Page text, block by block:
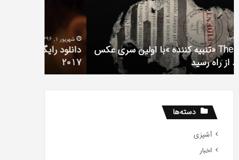
فیلم
با
استعداد
Gifted
2017
شهریور 1, 1396
دانلود رایگان دوبله فارسی فیلم با استعداد Gifted
2017
من
دسته‌ها
آشپزی
اخبار